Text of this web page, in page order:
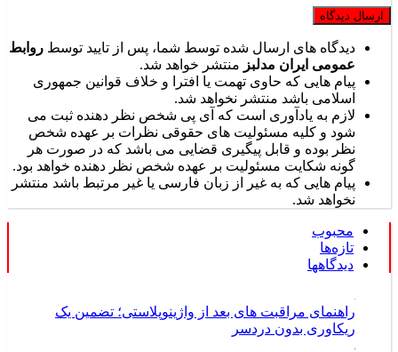
دیدگاه های ارسال شده توسط شما، پس از تایید توسط روابط
عمومی ایران مدلبز منتشر خواهد شد.
پیام هایی که حاوی تهمت یا افترا و خلاف قوانین جمهوری
اسلامی باشد منتشر نخواهد شد.
لازم به یادآوری است که آی پی شخص نظر دهنده ثبت می
شود و کلیه مسئولیت های حقوقی نظرات بر عهده شخص
نظر بوده و قابل پیگیری قضایی می باشد که در صورت هر
گونه شکایت مسئولیت بر عهده شخص نظر دهنده خواهد بود.
پیام هایی که به غیر از زبان فارسی یا غیر مرتبط باشد منتشر
نخواهد شد.
محبوب
تازه‌ها
دیدگاهها
راهنمای مراقبت های بعد از واژینوپلاستی؛ تضمین یک
ریکاوری بدون دردسر